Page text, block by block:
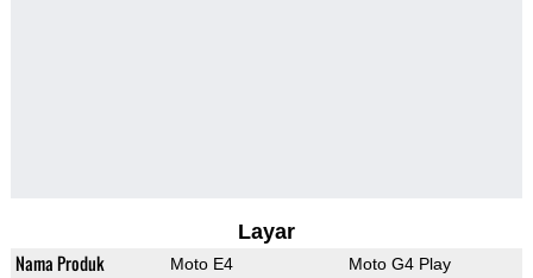
Layar
Nama Produk Moto E4 Moto G4 Play